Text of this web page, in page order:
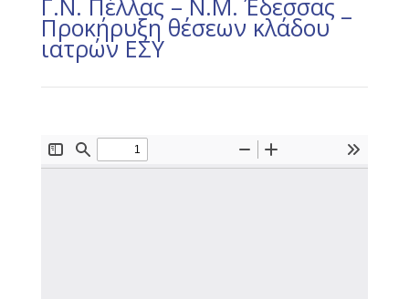
Γ.Ν. Πέλλας – Ν.Μ. Έδεσσας _
Προκήρυξη θέσεων κλάδου
ιατρών ΕΣΥ